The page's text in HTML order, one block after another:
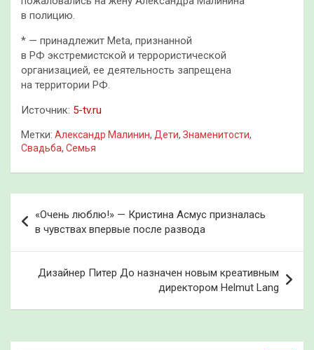
в полицию.
* — принадлежит Meta, признанной
в РФ экстремистской и террористической
организацией, ее деятельность запрещена
на территории РФ.
Источник: 5-tv.ru
Метки: Александр Малинин, Дети, Знаменитости,
Свадьба, Семья
по
записям
«Очень люблю!» — Кристина Асмус призналась
в чувствах впервые после развода
Дизайнер Питер До назначен новым креативным
директором Helmut Lang